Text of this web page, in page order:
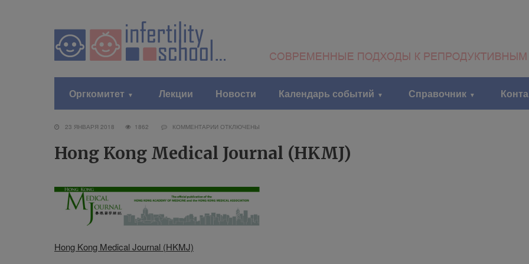
Оргкомитет Лекции Новости Календарь событий Справочник
23 ЯНВАРЯ 2018 1862 КОММЕНТАРИИ ОТКЛЮЧЕНЫ
Hong Kong Medical Journal (HKMJ)
Hong Kong Medical Journal (HKMJ)